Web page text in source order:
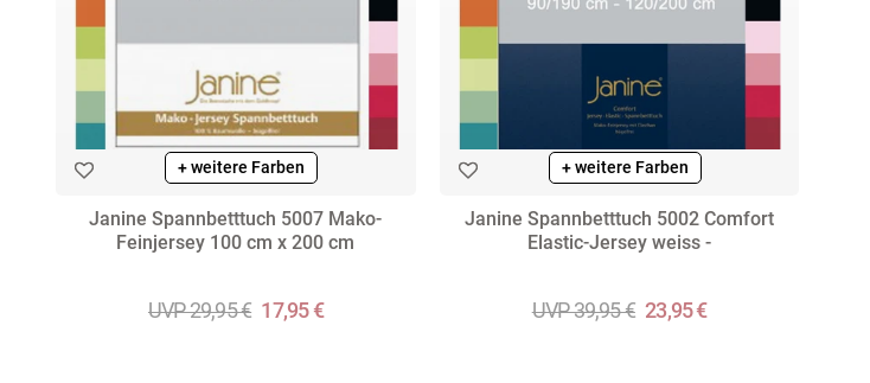
+ weitere Farben
Janine Spannbetttuch 5007 Mako-
Feinjersey 100 cm x 200 cm
UVP 29,95 € 17,95 €
+ weitere Farben
Janine Spannbetttuch 5002 Comfort
Elastic-Jersey weiss -
UVP 39,95 € 23,95 €